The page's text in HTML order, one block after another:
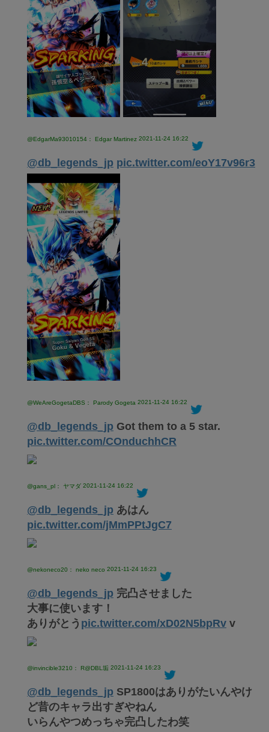
@EdgarMa93010154： Edgar Martinez 2021-11-24 16:22
@db_legends_jp pic.twitter.com/eoY17v96r3
@WeAreGogetaDBS： Parody Gogeta 2021-11-24 16:22
@db_legends_jp Got them to a 5 star.
pic.twitter.com/COnduchhCR
@gans_pl： ヤマダ 2021-11-24 16:22
@db_legends_jp あはん
pic.twitter.com/jMmPPtJgC7
@nekoneco20： neko neco 2021-11-24 16:23
@db_legends_jp 完凸させました
大事に使います！
ありがとう pic.twitter.com/xD02N5bpRv v
@invincible3210： R@DBL垢 2021-11-24 16:23
@db_legends_jp SP1800はありがたいんやけ
ど昔のキャラ出すぎやねん
いらんやつめっちゃ完凸したわ笑